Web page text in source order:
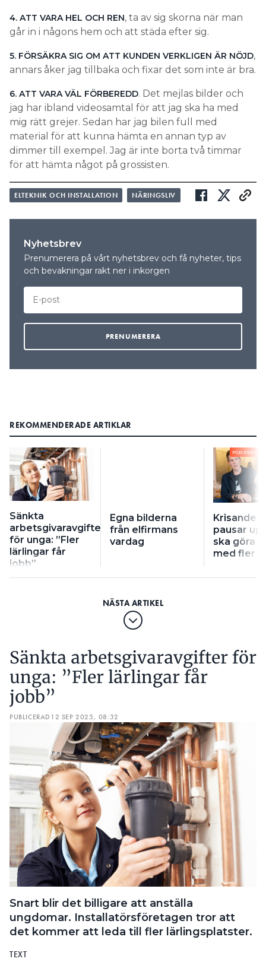
4. ATT VARA HEL OCH REN, ta av sig skorna när man
går in i någons hem och att städa efter sig.
5. FÖRSÄKRA SIG OM ATT KUNDEN VERKLIGEN ÄR NÖJD,
annars åker jag tillbaka och fixar det som inte är bra.
6. ATT VARA VÄL FÖRBEREDD. Det mejlas bilder och
jag har ibland videosamtal för att jag ska ha med
mig rätt grejer. Sedan har jag bilen full med
material för att kunna hämta en annan typ av
dimmer till exempel. Jag är inte borta två timmar
för att hämta något på grossisten.
ELTEKNIK OCH INSTALLATION NÄRINGSLIV
Nyhetsbrev
Prenumerera på vårt nyhetsbrev och få nyheter, tips
och bevakningar rakt ner i inkorgen
REKOMMENDERADE ARTIKLAR
Sänkta
arbetsgivaravgifter
för unga: ”Fler
lärlingar får
jobb”
Egna bilderna
från elfirmans
vardag
FÖR
Krisande
pausar
ska göra
med fler
Sänkta arbetsgivaravgifter för
unga: ”Fler lärlingar får
jobb”
PUBLICERAD 12 SEP 2025, 08:32
Snart blir det billigare att anställa
ungdomar. Installatörsföretagen tror att
det kommer att leda till fler lärlingsplatster.
TEXT